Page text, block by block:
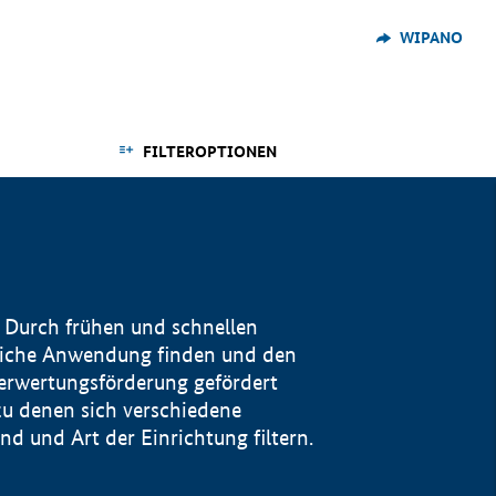
WIPANO
FILTEROPTIONEN
frühen und schnellen
Anwendung finden und den
gefördert
denen sich verschiedene
und Art der Einrichtung filtern.